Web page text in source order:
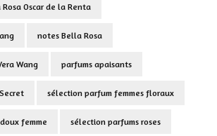
Oscar de la Renta
notes Bella Rosa
Wang parfums apaisants
sélection parfum femmes floraux
femme sélection parfums roses